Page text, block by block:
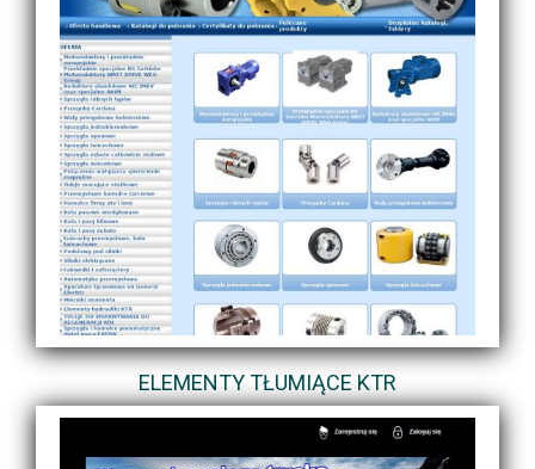
ELEMENTY TŁUMIĄCE KTR